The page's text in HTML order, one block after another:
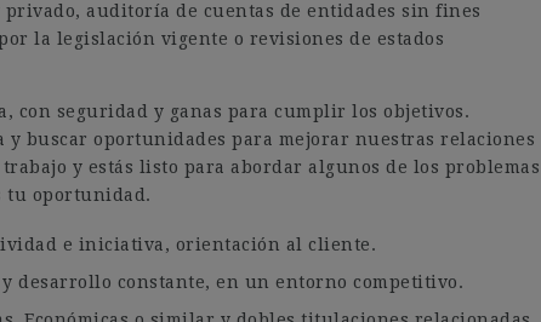
auditoría de cuentas de entidades sin fines
la legislación vigente o revisiones de estados
con seguridad y ganas para cumplir los objetivos.
buscar oportunidades para mejorar nuestras relaciones
y estás listo para abordar algunos de los problemas
tu oportunidad.
e iniciativa, orientación al cliente.
desarrollo constante, en un entorno competitivo.